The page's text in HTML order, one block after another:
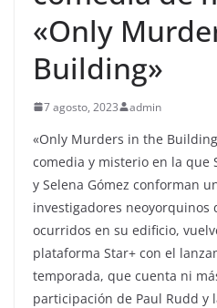
«Only
Building»
7 agosto, 2023 admin
«Only Murders in the
comedia y misterio en la que
y Selena Gómez conforman
investigadores neoyorquinos
ocurridos en su edificio,
plataforma Star+ con el
temporada, que cuenta ni
participación de Paul Rudd y